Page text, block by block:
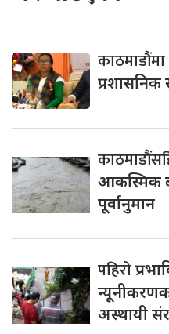
काठमाडौंमा
प्रशासनिक
आकस्मिक
पूर्वानुमान
पहिरो
अस्थायी